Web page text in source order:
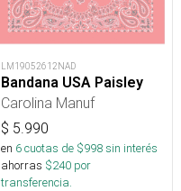
LM19052612NAD
Bandana USA Paisley
Carolina Manuf
$ 5.990
en 6cuotas de $998sin interés
ahorras $240 por
transferencia.